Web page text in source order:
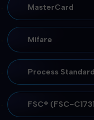
MasterCard
Mifare
Process
FSC® (FSC-